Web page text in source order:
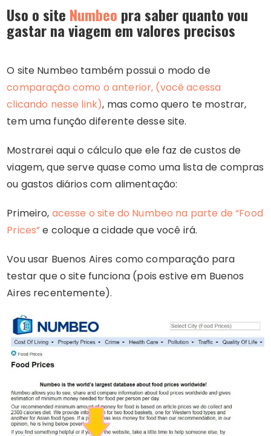
Uso o site Numbeo pra saber quanto vou
gastar na viagem em valores precisos
O site Numbeo também possui o modo de
comparação como o anterior, (você acessa
clicando nesse link), mas como quero te mostrar,
tem uma função diferente desse site.
Mostrarei aqui o cálculo que ele faz de custos de
viagem, que serve quase como uma lista de compras
ou gastos diários com alimentação:
Primeiro, acesse o site do Numbeo na parte de “Food
Prices”e coloque a cidade que você irá.
Vou usar Buenos Aires como comparação para
testar que o site funciona (pois estive em Buenos
Aires recentemente).